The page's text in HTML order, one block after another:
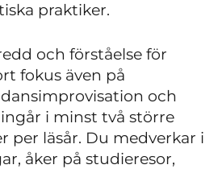
praktiker.
och förståelse för
fokus även på
och
i minst två större
per läsår. Du medverkar i
åker på studieresor,